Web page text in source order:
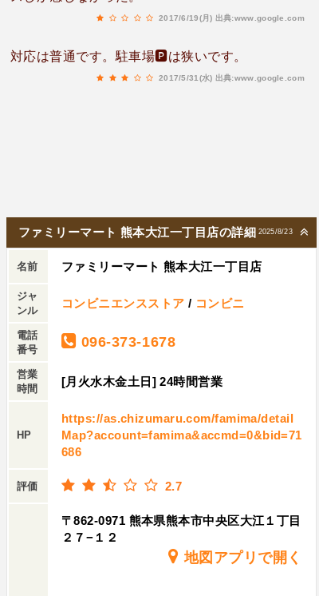
2017/6/19(月) 出典:www.google.com
対応は普通です。駐車場🅿は狭いです。
2017/5/31(水) 出典:www.google.com
2025/8/23
ファミリーマート 熊本大江一丁目店の詳細
名前 ファミリーマート 熊本大江一丁目店
ジャ
ンル
コンビニエンスストア / コンビニ
電話
番号
096-373-1678
営業
時間
[月火水木金土日] 24時間営業
HP
https://as.chizumaru.com/famima/detail
Map?account=famima&accmd=0&bid=71
686
評価 2.7
〒862-0971 熊本県熊本市中央区大江１丁目
２７−１２
地図アプリで開く